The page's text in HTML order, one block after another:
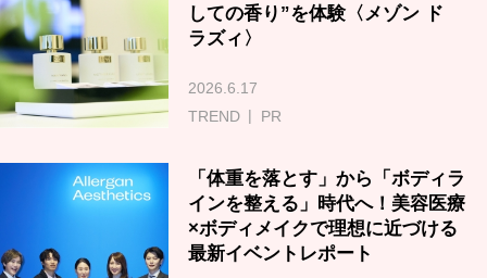
しての香り”を体験〈メゾン ド
ラズィ〉
2026.6.17
TREND
PR
「体重を落とす」から「ボディラ
インを整える」時代へ！美容医療
×ボディメイクで理想に近づける
最新イベントレポート